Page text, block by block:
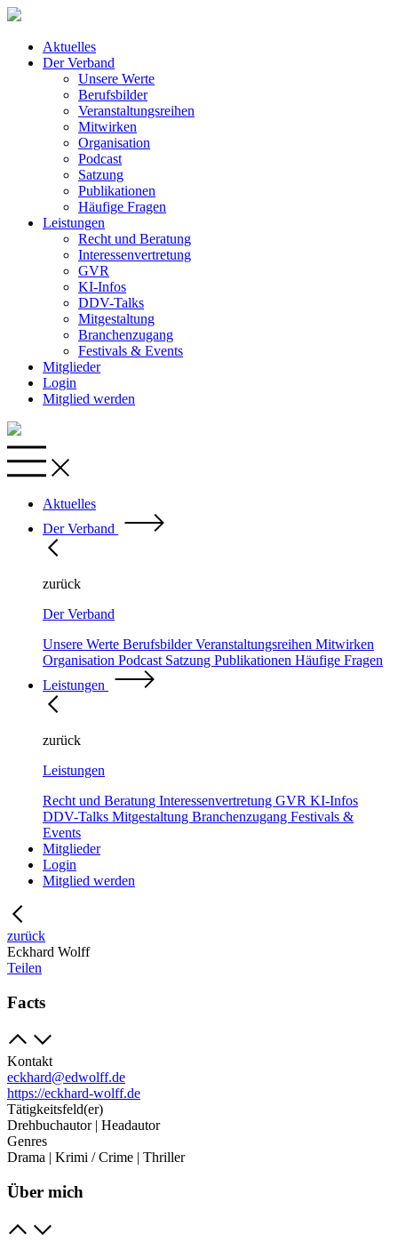
Aktuelles
Der Verband
Unsere Werte
Berufsbilder
Veranstaltungsreihen
Mitwirken
Organisation
Podcast
Satzung
Publikationen
Häufige Fragen
Leistungen
Recht und Beratung
Interessenvertretung
GVR
KI-Infos
DDV-Talks
Mitgestaltung
Branchenzugang
Festivals & Events
Mitglieder
Login
Mitglied werden
Aktuelles
Der Verband
zurück
Der Verband
Unsere Werte BerufsbilderVeranstaltungsreihen Mitwirken
Organisation Podcast Satzung Publikationen Häufige Fragen
Leistungen
zurück
Leistungen
Recht und Beratung Interessenvertretung GVR KI-Infos
DDV-Talks Mitgestaltung Branchenzugang Festivals &
Events
Mitglieder
Login
Mitglied werden
zurück
Eckhard Wolff
Teilen
Facts
Kontakt
eckhard@edwolff.de
https://eckhard-wolff.de
Tätigkeitsfeld(er)
Drehbuchautor | Headautor
Genres
Drama | Krimi / Crime | Thriller
Über mich